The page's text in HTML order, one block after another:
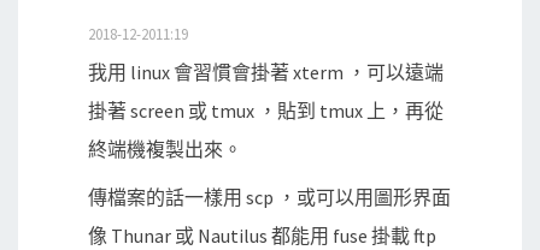
2018-12-2011:19
我用 linux 會習慣會掛著 xterm ，可以遠端
掛著 screen 或 tmux ，貼到 tmux 上，再從
終端機複製出來。
傳檔案的話一樣用 scp ，或可以用圖形界面
像 Thunar 或 Nautilus 都能用 fuse 掛載 ftp